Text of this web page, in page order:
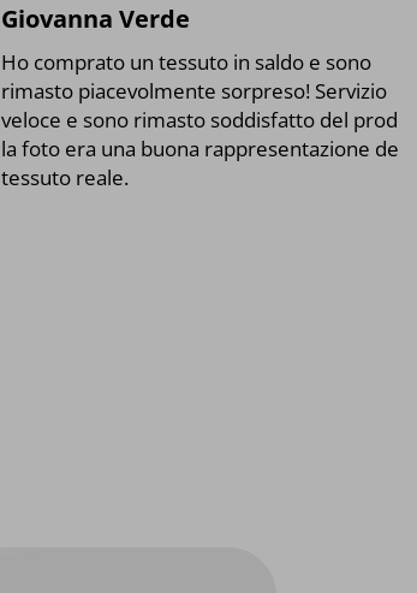
Giovanna Verde
Ho comprato un tessuto in saldo e sono
rimasto piacevolmente sorpreso! Servizio
veloce e sono rimasto soddisfatto del
la foto era una buona rappresentazione del
tessuto reale.